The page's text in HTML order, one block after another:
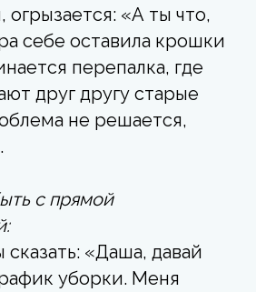
огрызается: «А ты что,
себе оставила крошки
перепалка, где
друг другу старые
не решается,
с прямой
«Даша, давай
уборки. Меня